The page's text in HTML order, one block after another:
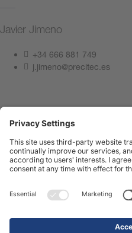
Javier Jimeno
+34 666 881 749
j.jimeno@precitec.es
Pie de imprenta
Centro de Cumplimiento